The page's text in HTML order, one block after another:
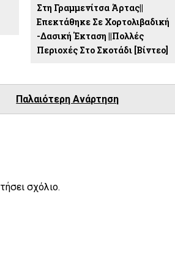
Στη Γραμμενίτσα Άρτας||
Επεκτάθηκε Σε Χορτολιβαδική
-δασική Έκταση ||Πολλές
Περιοχές Στο Σκοτάδι [βίντεο]
Παλαιότερη Ανάρτηση
σχόλιο.